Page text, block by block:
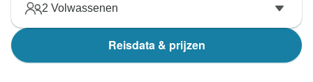
2 Volwassenen
Reisdata & prijzen